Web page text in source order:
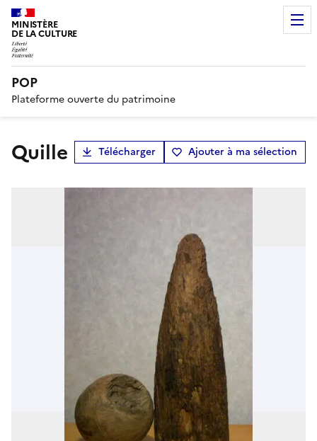
MINISTÈRE
DE LA CULTURE
POP
Plateforme ouverte du patrimoine
quille Télécharger Ajouter à ma sélection